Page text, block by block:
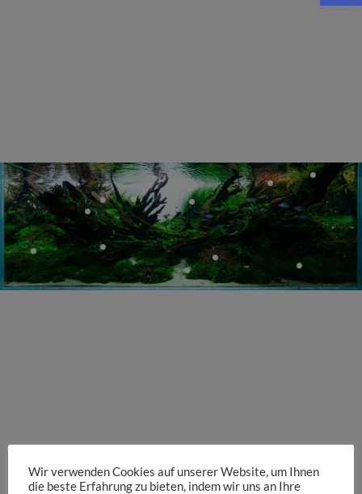
Wir verwenden Cookies auf unserer Website, um Ihnen
die beste Erfahrung zu bieten, indem wir uns an Ihre